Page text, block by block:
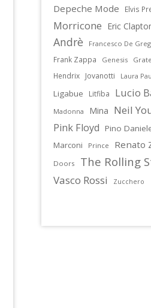
Depeche Mode Elvis
Morricone Eric
Andrè
Francesco De
Frank Zappa Genesis
Hendrix
Jovanotti Laura
Ligabue Litfiba Lucio
Madonna Mina Neil
Pink Floyd Pino
Marconi
Prince Renato
Doors
The Rolling
Vasco Rossi Zucchero